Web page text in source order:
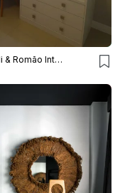
Belli & Romão Interiores